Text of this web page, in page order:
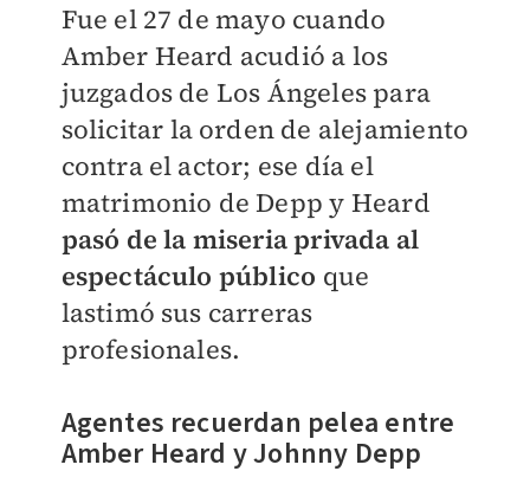
Fue el 27 de mayo cuando
Amber Heard acudió a los
juzgados de Los Ángeles para
solicitar la orden de alejamiento
contra el actor; ese día el
matrimonio de Depp y Heard
pasó de la miseria privada al
espectáculo público que
lastimó sus carreras
profesionales.
Agentes recuerdan pelea entre
Amber Heard y Johnny Depp